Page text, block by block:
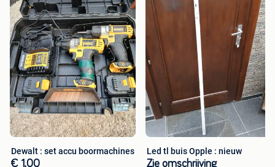
Dewalt : set accu boormachines
€ 1,00
Led tl buis Opple : nieuw
Zie omschrijving